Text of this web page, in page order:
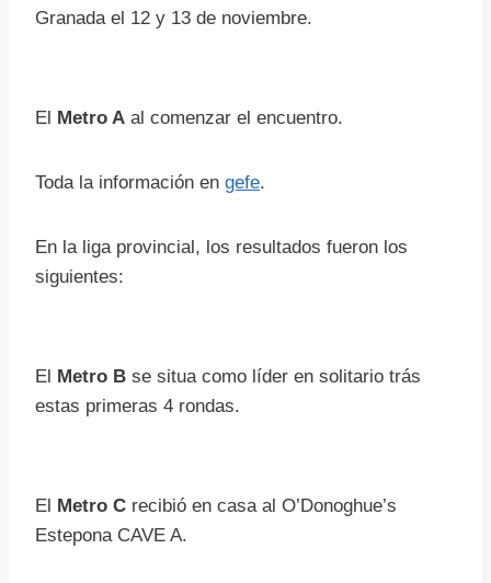
Granada el 12 y 13 de noviembre.
El Metro A al comenzar el encuentro.
Toda la información en gefe.
En la liga provincial, los resultados fueron los
siguientes:
El Metro B se situa como líder en solitario trás
estas primeras 4 rondas.
El Metro C recibió en casa al O’Donoghue’s
Estepona CAVE A.